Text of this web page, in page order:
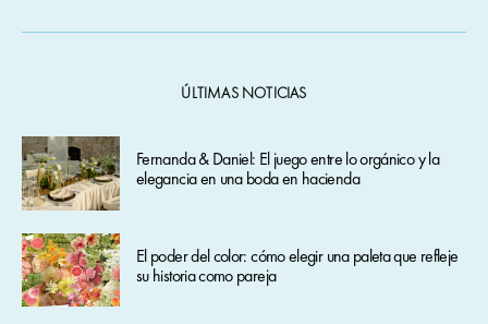
ÚLTIMAS NOTICIAS
Fernanda & Daniel: El juego entre lo orgánico y la
elegancia en una boda en hacienda
El poder del color: cómo elegir una paleta que refleje
su historia como pareja